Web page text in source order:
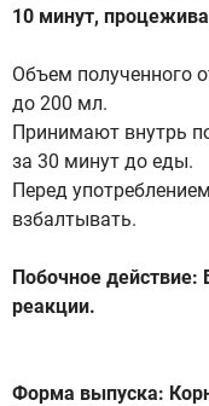
10 минут,
Объем полученного
до 200 мл.
Принимают внутрь
за 30 минут до еды.
Перед
взбалтывать.
Побочное
реакции.
Форма выпуска: